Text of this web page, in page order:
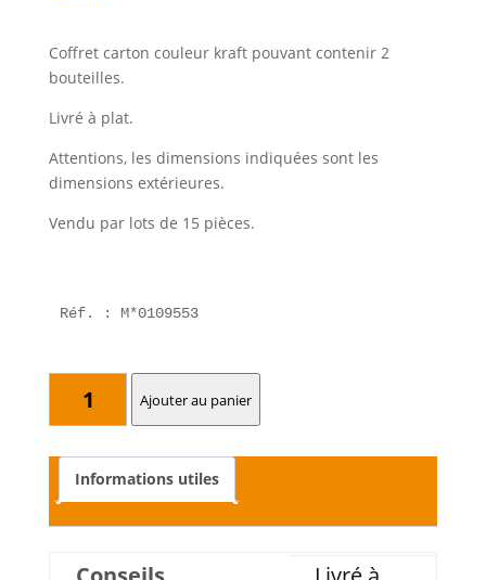
Coffret carton couleur kraft pouvant contenir 2
bouteilles.
Livré à plat.
Attentions, les dimensions indiquées sont les
dimensions extérieures.
Vendu par lots de 15 pièces.
Réf. : M*0109553
carton
bouteilles
Ajouter au panier
Informations utiles